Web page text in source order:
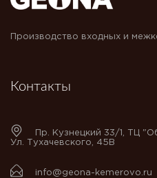
Производство входных и
Контакты
Пр. Кузнецкий 33/1, ТЦ
Ул. Тухачевского, 45В
info@geona-kemerovo.ru